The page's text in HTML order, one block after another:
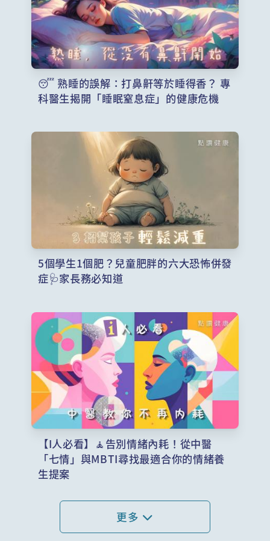
😴 熟睡的誤解：打鼻鼾等於睡得香？ 專
科醫生揭開「睡眠窒息症」的健康危機
5個學生1個肥？兒童肥胖的六大恐怖併發
症🩺家長務必知道
【I人必看】🧘告別情緒內耗！從中醫
「七情」與MBTI尋找最適合你的情緒養
生提案
更多